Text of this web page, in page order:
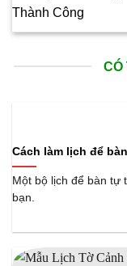
Thành Công
CÓ
Cách làm lịch để
Một bộ lịch để bàn tự
bạn.